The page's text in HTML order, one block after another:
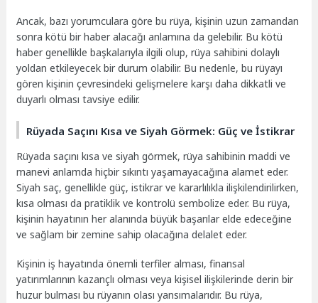
Ancak, bazı yorumculara göre bu rüya, kişinin uzun zamandan
sonra kötü bir haber alacağı anlamına da gelebilir. Bu kötü
haber genellikle başkalarıyla ilgili olup, rüya sahibini dolaylı
yoldan etkileyecek bir durum olabilir. Bu nedenle, bu rüyayı
gören kişinin çevresindeki gelişmelere karşı daha dikkatli ve
duyarlı olması tavsiye edilir.
Rüyada Saçını Kısa ve Siyah Görmek: Güç ve İstikrar
Rüyada saçını kısa ve siyah görmek, rüya sahibinin maddi ve
manevi anlamda hiçbir sıkıntı yaşamayacağına alamet eder.
Siyah saç, genellikle güç, istikrar ve kararlılıkla ilişkilendirilirken,
kısa olması da pratiklik ve kontrolü sembolize eder. Bu rüya,
kişinin hayatının her alanında büyük başarılar elde edeceğine
ve sağlam bir zemine sahip olacağına delalet eder.
Kişinin iş hayatında önemli terfiler alması, finansal
yatırımlarının kazançlı olması veya kişisel ilişkilerinde derin bir
huzur bulması bu rüyanın olası yansımalarıdır. Bu rüya,